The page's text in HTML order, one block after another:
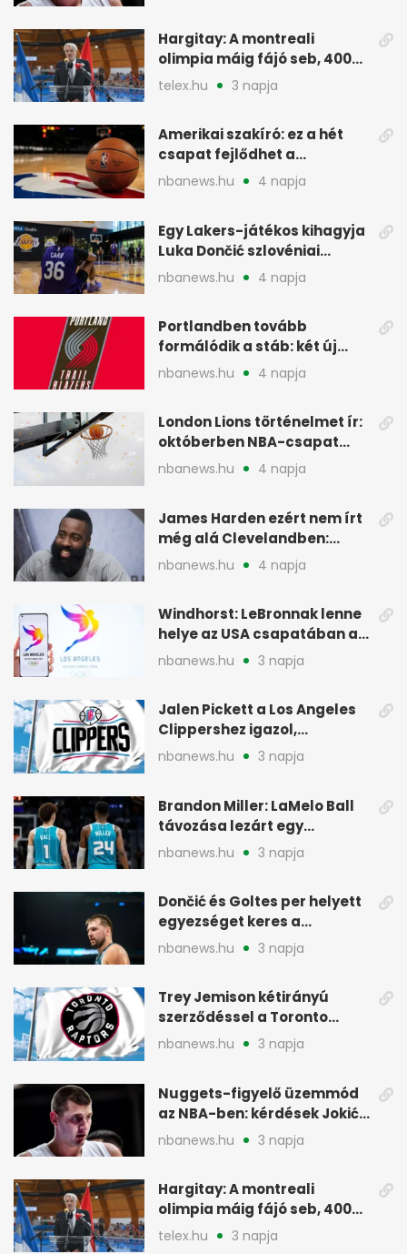
Hargitay: A montreali
olimpia máig fájó seb, 400
vegyesen 4. lett
telex.hu 3 napja
Amerikai szakíró: ez a hét
csapat fejlődhet a
legtöbbet az NBA-ben
nbanews.hu 4 napja
Egy Lakers-játékos kihagyja
Luka Dončić szlovéniai
minicampjét
nbanews.hu 4 napja
Portlandben tovább
formálódik a stáb: két új
szakember a Blazersnél
nbanews.hu 4 napja
London Lions történelmet ír:
októberben NBA-csapat
ellen lép pályára
nbanews.hu 4 napja
James Harden ezért nem írt
még alá Clevelandben:
pénzügyi okok
nbanews.hu 4 napja
Windhorst: LeBronnak lenne
helye az USA csapatában a
2028-as olimpián
nbanews.hu 3 napja
Jalen Pickett a Los Angeles
Clippershez igazol,
kétirányú szerződéssel
nbanews.hu 3 napja
Brandon Miller: LaMelo Ball
távozása lezárt egy
korszakot a Hornetsnél
nbanews.hu 3 napja
Dončić és Goltes per helyett
egyezséget keres a
gyerekügyben
nbanews.hu 3 napja
Trey Jemison kétirányú
szerződéssel a Toronto
Raptorshoz igazolt
nbanews.hu 3 napja
Nuggets-figyelő üzemmód
az NBA-ben: kérdések Jokić
jövőjéről
nbanews.hu 3 napja
Hargitay: A montreali
olimpia máig fájó seb, 400
vegyesen 4. lett
telex.hu 3 napja